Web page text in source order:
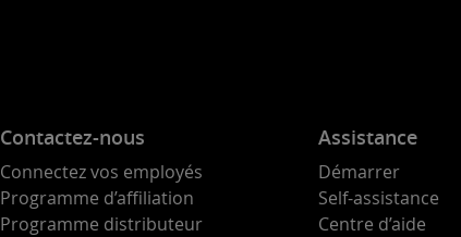
Contactez-nous
Connectez vos employés
Programme d’affiliation
Programme distributeur
Assistance
Démarrer
Self-assistance
Centre d’aide